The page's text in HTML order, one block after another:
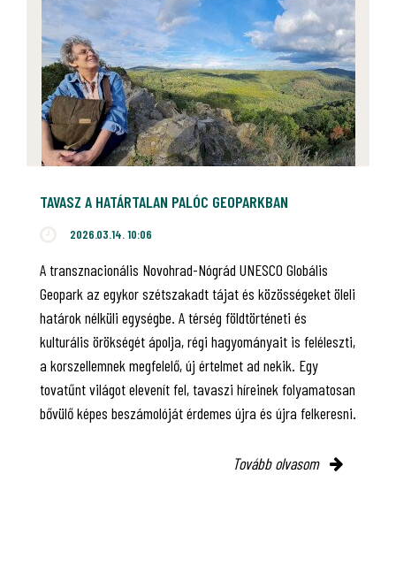
TAVASZ A HATÁRTALAN PALÓC GEOPARKBAN
2026.03.14. 10:06
A transznacionális Novohrad-Nógrád UNESCO Globális
Geopark az egykor szétszakadt tájat és közösségeket öleli
határok nélküli egységbe. A térség földtörténeti és
kulturális örökségét ápolja, régi hagyományait is feléleszti,
a korszellemnek megfelelő, új értelmet ad nekik. Egy
tovatűnt világot elevenít fel, tavaszi híreinek folyamatosan
bővülő képes beszámolóját érdemes újra és újra felkeresni.
Tovább olvasom